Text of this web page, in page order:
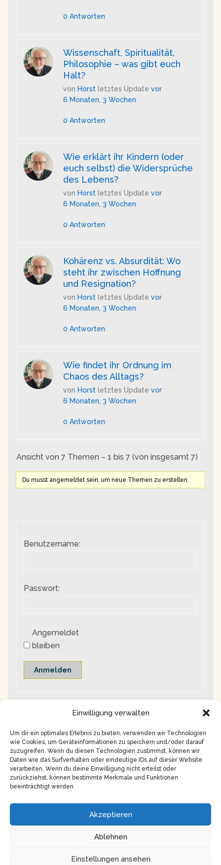
Einwilligung verwalten
Um dir ein optimales Erlebnis zu bieten, verwenden wir Technologien
wie Cookies, um Geräteinformationen zu speichern und/oder darauf
zuzugreifen. Wenn du diesen Technologien zustimmst, können wir
Daten wie das Surfverhalten oder eindeutige IDs auf dieser Website
verarbeiten. Wenn du deine Einwilligung nicht erteilst oder
zurückziehst, können bestimmte Merkmale und Funktionen
beeinträchtigt werden.
Akzeptieren
Ablehnen
Einstellungen ansehen
0 Antworten
Wissenschaft, Spiritualität,
Philosophie – was gibt euch
Halt?
von Horst letztes Update vor
6 Monaten, 3 Wochen
0 Antworten
Wie erklärt ihr Kindern (oder
euch selbst) die Widersprüche
des Lebens?
von Horst letztes Update vor
6 Monaten, 3 Wochen
0 Antworten
Kohärenz vs. Absurdität: Wo
steht ihr zwischen Hoffnung
und Resignation?
von Horst letztes Update vor
6 Monaten, 3 Wochen
0 Antworten
Wie findet ihr Ordnung im
Chaos des Alltags?
von Horst letztes Update vor
6 Monaten, 3 Wochen
0 Antworten
Ansicht von 7 Themen – 1 bis 7 (von insgesamt 7)
Du musst angemeldet sein, um neue Themen zu erstellen.
Benutzername:
Passwort:
Angemeldet
bleiben
Anmelden
Impressum
Datenschutz